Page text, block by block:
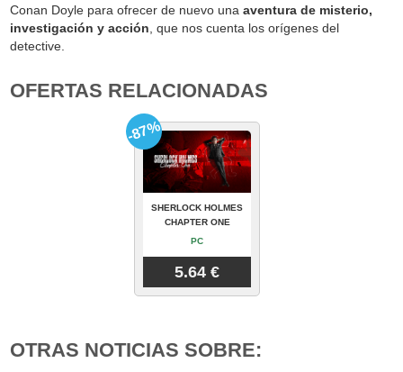
Conan Doyle para ofrecer de nuevo unaaventura de misterio,
investigación y acción , que nos cuenta los orígenes del
detective.
OFERTAS RELACIONADAS
SHERLOCK HOLMES
CHAPTER ONE
PC
5.64 €
-87%
OTRAS NOTICIAS SOBRE: